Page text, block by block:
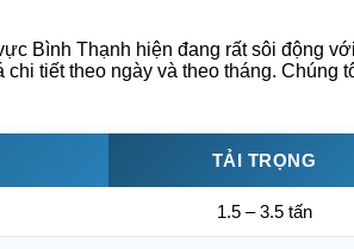
Bình Thạnh hiện đang rất sôi động
chi tiết theo ngày và theo tháng.
TẢI TRỌNG
1.5 – 3.5 tấn